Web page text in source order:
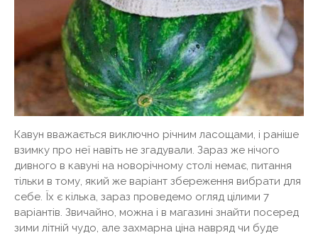
Кавун вважається виключно річним ласощами, і раніше
взимку про неї навіть не згадували. Зараз же нічого
дивного в кавуні на новорічному столі немає, питання
тільки в тому, який же варіант збереження вибрати для
себе. Їх є кілька, зараз проведемо огляд цілими 7
варіантів. Звичайно, можна і в магазині знайти посеред
зими літній чудо, але захмарна ціна навряд чи буде